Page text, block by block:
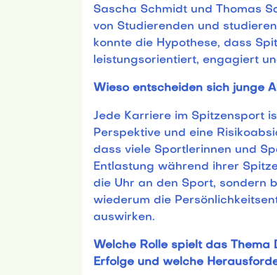
Sascha Schmidt und Thomas
von Studierenden und
konnte die Hypothese, dass
leistungsorientiert, engagiert
Wieso entscheiden sich junge
Jede Karriere im Spitzensport
Perspektive und eine
dass viele Sportlerinnen und
Entlastung während ihrer
die Uhr an den Sport, sondern
wiederum die
auswirken.
Welche Rolle spielt das
Erfolge und welche